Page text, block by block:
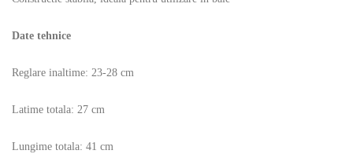
Date tehnice
Reglare inaltime: 23-28 cm
Latime totala: 27 cm
Lungime totala: 41 cm